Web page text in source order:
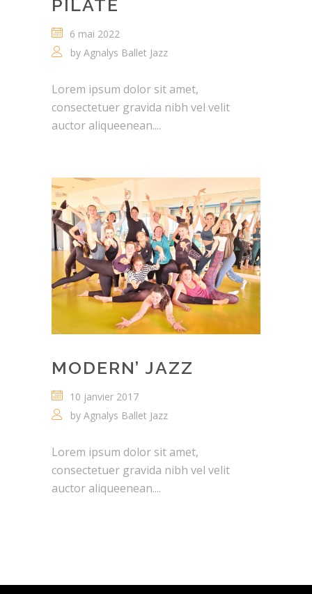
PILATE
6 mai 2022
by Agnalys Ballet Jazz
Lorem ipsum dolor sit amet,
consectetuer gravida nibh vel velit
auctor aliqueenean....
MODERN’ JAZZ
10 janvier 2017
by Agnalys Ballet Jazz
Lorem ipsum dolor sit amet,
consectetuer gravida nibh vel velit
auctor aliqueenean....